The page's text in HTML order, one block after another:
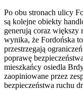
Po obu stronach ulicy
są kolejne obiekty
generują coraz
wynika, że Fordońska
przestrzegają
poprawę
mieszkańcy osiedla
zaopiniowane przez
bezpieczeństwa ruchu